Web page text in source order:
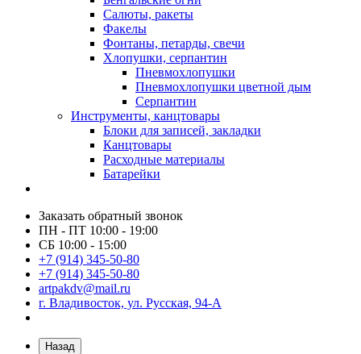
Салюты, ракеты
Факелы
Фонтаны, петарды, свечи
Хлопушки, серпантин
Пневмохлопушки
Пневмохлопушки цветной дым
Серпантин
Инструменты, канцтовары
Блоки для записей, закладки
Канцтовары
Расходные материалы
Батарейки
Заказать обратный звонок
ПН - ПТ 10:00 - 19:00
СБ 10:00 - 15:00
+7 (914) 345-50-80
+7 (914) 345-50-80
artpakdv@mail.ru
г. Владивосток, ул. Русская, 94-А
Назад